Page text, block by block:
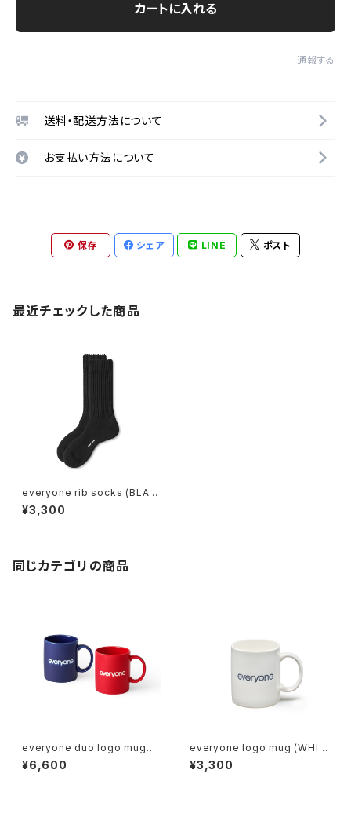
カートに入れる
通報する
送料・配送方法について
お支払い方法について
保存 シェア LINE ポスト
最近チェックした商品
everyone rib socks (BLAC
K)
¥3,300
同じカテゴリの商品
everyone duo logo mugs
(NAVY BLUE / RED)
¥6,600
everyone logo mug (WHIT
E)
¥3,300